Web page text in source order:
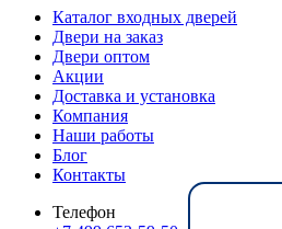
Каталог входных дверей
Двери на заказ
Двери оптом
Акции
Доставка и установка
Компания
Наши работы
Блог
Контакты
Телефон